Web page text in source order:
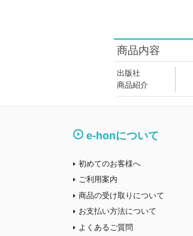
商品内容
出版社
商品紹介
e-honについて
初めてのお客様へ
ご利用案内
商品の受け取りについて
お支払い方法について
よくあるご質問